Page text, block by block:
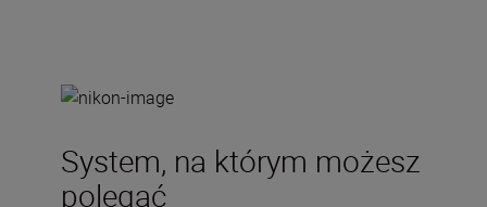
System, na którym możesz
polegać